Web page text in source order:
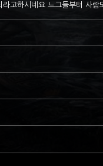
라고하시네요 느그들부터 사